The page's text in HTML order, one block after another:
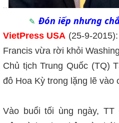
Đón iếp nhưng
VietPress USA (25-9-
Francis vừa rời khỏi
Chủ tịch Trung Quốc (TQ)
đô Hoa Kỳ trong lặng lẽ vào
Vào buổi tối ùng ngày,